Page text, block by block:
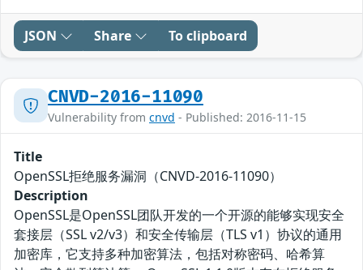
JSON Share To clipboard
CNVD-2016-11090
Vulnerability from cnvd - Published: 2016-11-15
Title
OpenSSL拒绝服务漏洞（CNVD-2016-11090）
Description
OpenSSL是OpenSSL团队开发的一个开源的能够实现安全
套接层（SSL v2/v3）和安全传输层（TLS v1）协议的通用
加密库，它支持多种加密算法，包括对称密码、哈希算